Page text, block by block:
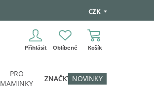
CZK
Přihlásit Oblíbené Košík
PRO
MAMINKY
ZNAČKY NOVINKY